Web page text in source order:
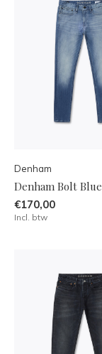
Denham
Denham Bolt Blue
€170,00
Incl. btw